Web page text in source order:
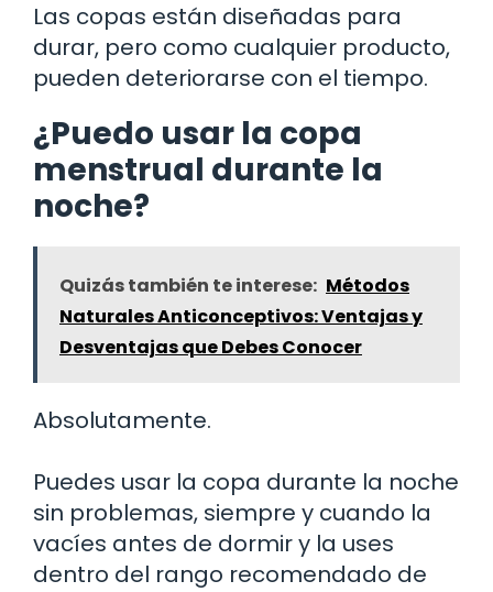
Las copas están diseñadas para
durar, pero como cualquier producto,
pueden deteriorarse con el tiempo.
¿Puedo usar la copa
menstrual durante la
noche?
Quizás también te interese: Métodos
Naturales Anticonceptivos: Ventajas y
Desventajas que Debes Conocer
Absolutamente.
Puedes usar la copa durante la noche
sin problemas, siempre y cuando la
vacíes antes de dormir y la uses
dentro del rango recomendado de